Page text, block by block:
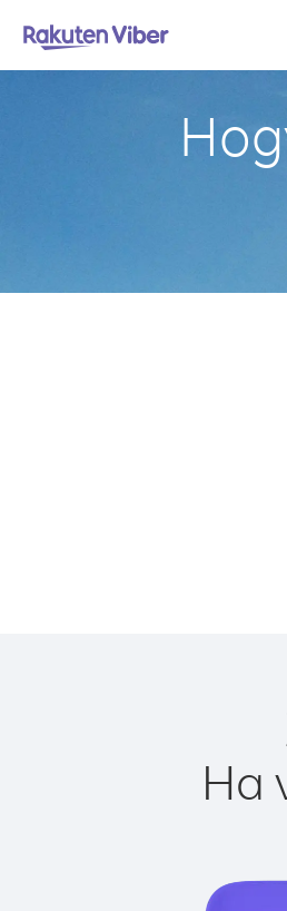
Ha